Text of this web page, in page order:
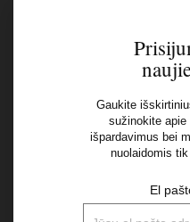
Aš perskaičiau ir
Gaukite
sužinokite
išpardavimus bei
nuolaidomis
El